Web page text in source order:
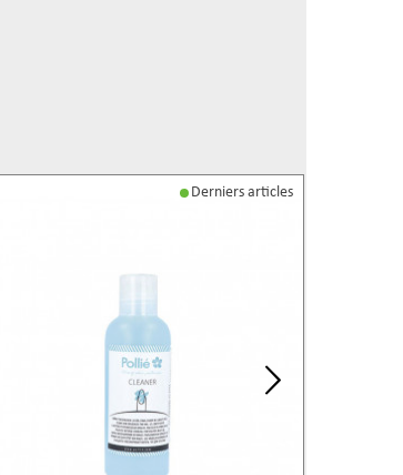
Derniers articles